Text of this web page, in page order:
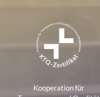
Kooperation für